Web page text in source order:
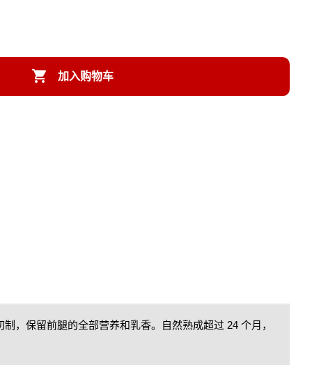
 加入购物车
，保留前腿的全部营养和乳香。自然熟成超过 24 个月，